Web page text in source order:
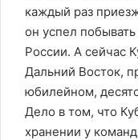
каждый раз
он успел
России. А сейчас
Дальний Восток,
юбилейном,
Дело в том, что
хранении у